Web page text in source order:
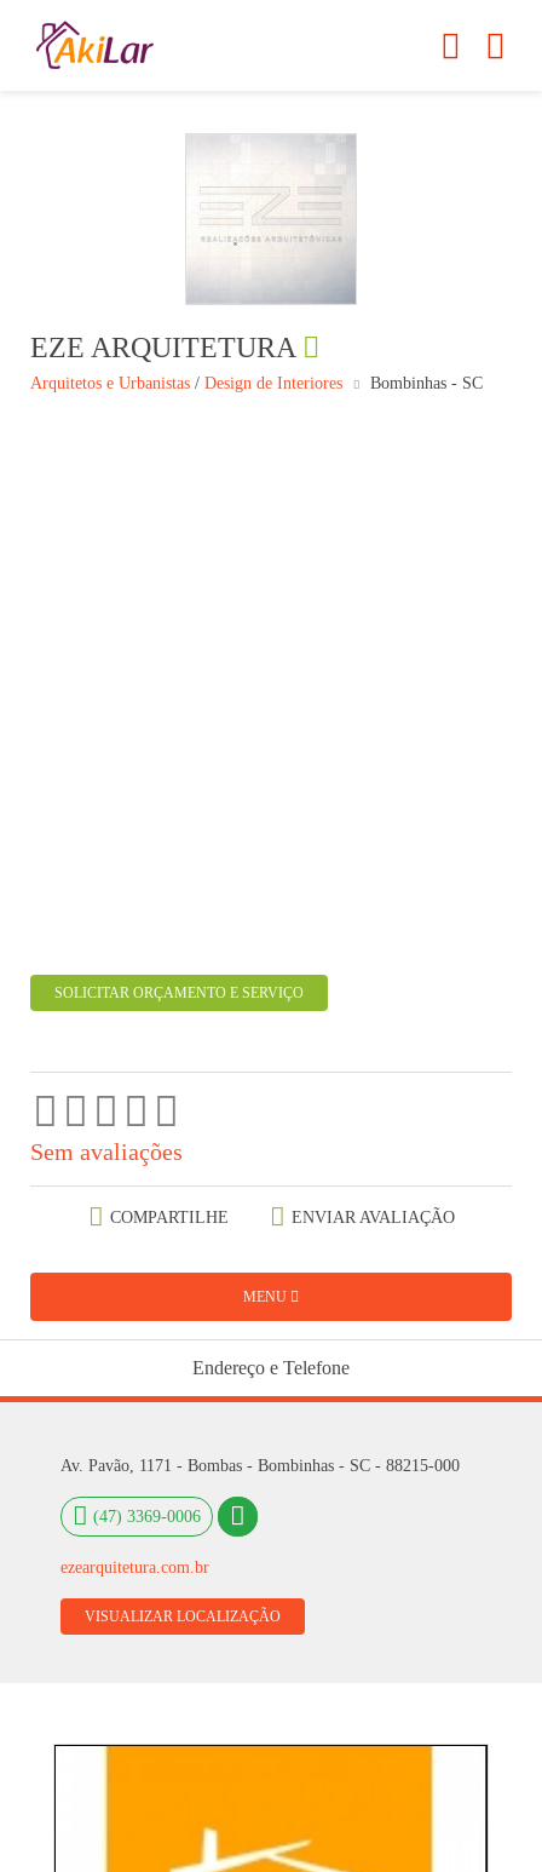
EZE ARQUITETURA
Arquitetos e Urbanistas / Design de Interiores Bombinhas - SC
SOLICITAR ORÇAMENTO E SERVIÇO
Sem avaliações
COMPARTILHE ENVIAR AVALIAÇÃO
MENU
Endereço e Telefone
Av. Pavão, 1171 - Bombas - Bombinhas - SC - 88215-000
(47) 3369-0006
ezearquitetura.com.br
VISUALIZAR LOCALIZAÇÃO